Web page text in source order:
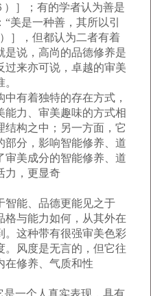
）］；有的学者认为善是
美是一种善，其所以引
］，但都认为二者有着
是说，高尚的品德修养是
过来亦可说，卓越的审美
道德水准。
有着独特的存在方式，
能力、审美趣味的方式相
结构之中；另一方面，它
部分，影响智能修养、道
审美成分的智能修养、道
力，更显奇
能、品德更能见之于
格与能力如何，从其外在
。这种带有很强审美色彩
。风度是无言的，但它往
在修养、气质和性
一个人真实表现，具有